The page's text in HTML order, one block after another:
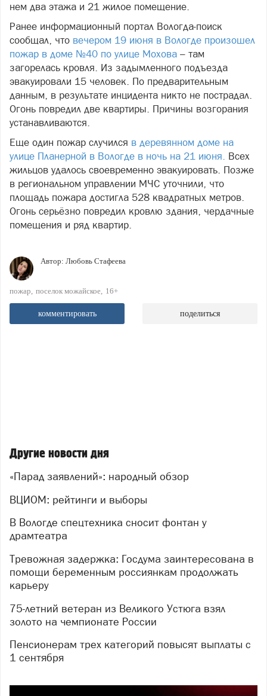
нем два этажа и 21 жилое помещение.
Ранее информационный портал Вологда-поиск
сообщал, что вечером 19 июня в Вологде произошел
пожар в доме №40 по улице Мохова – там
загорелась кровля. Из задымленного подъезда
эвакуировали 15 человек. По предварительным
данным, в результате инцидента никто не пострадал.
Огонь повредил две квартиры. Причины возгорания
устанавливаются.
Еще один пожар случился в деревянном доме на
улице Планерной в Вологде в ночь на 21 июня. Всех
жильцов удалось своевременно эвакуировать. Позже
в региональном управлении МЧС уточнили, что
площадь пожара достигла 528 квадратных метров.
Огонь серьёзно повредил кровлю здания, чердачные
помещения и ряд квартир.
Автор: Любовь Стафеева
пожар поселок можайское 16+
комментировать поделиться
Другие новости дня
«Парад заявлений»: народный обзор
ВЦИОМ: рейтинги и выборы
В Вологде спецтехника сносит фонтан у
драмтеатра
Тревожная задержка: Госдума заинтересована в
помощи беременным россиянкам продолжать
карьеру
75-летний ветеран из Великого Устюга взял
золото на чемпионате России
Пенсионерам трех категорий повысят выплаты с
1 сентября